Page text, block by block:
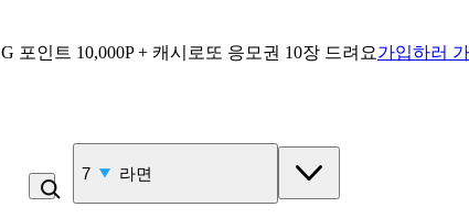
G 포인트 10,000P + 캐시로또 응모권 10장 드려요가입하러 가
8 물